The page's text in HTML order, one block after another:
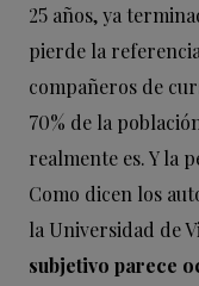
25 años, ya
pierde la
compañeros de
70% de la
realmente es. Y la
Como dicen los
la Universidad de
subjetivo parece